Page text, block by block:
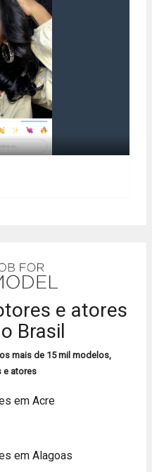
e atores
Brasil
mais de 15 mil modelos,
e atores
em Acre
em Alagoas